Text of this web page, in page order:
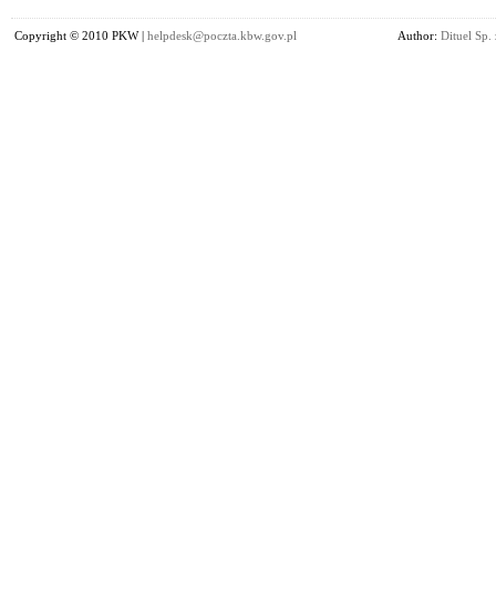
Copyright © 2010 PKW | helpdesk@poczta.kbw.gov.pl Author: Dituel Sp.